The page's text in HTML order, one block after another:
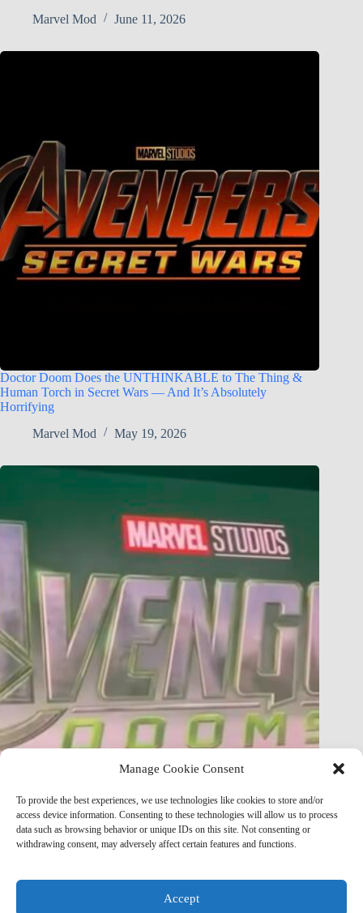
Manage Cookie Consent
To provide the best experiences, we use technologies like cookies to store and/or
access device information. Consenting to these technologies will allow us to process
data such as browsing behavior or unique IDs on this site. Not consenting or
withdrawing consent, may adversely affect certain features and functions.
Accept
Marvel Mod
June 11, 2026
Doctor Doom Does the UNTHINKABLE to The Thing &
Human Torch in Secret Wars — And It’s Absolutely
Horrifying
Marvel Mod
May 19, 2026
Breakdown & Analysis
Marvel Mod
May 8, 2026